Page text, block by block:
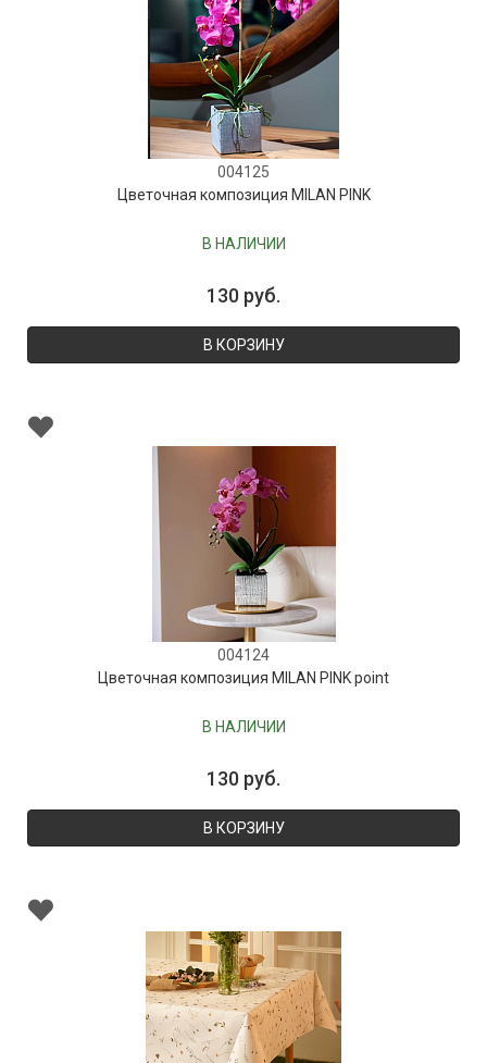
004125
Цветочная композиция MILAN PINK
В НАЛИЧИИ
130 руб.
В КОРЗИНУ
004124
Цветочная композиция MILAN PINK point
В НАЛИЧИИ
130 руб.
В КОРЗИНУ